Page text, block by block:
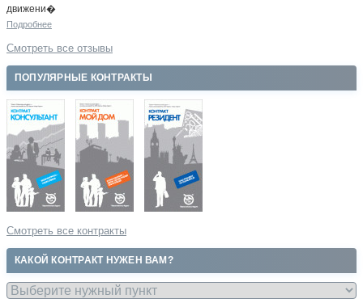
движени�
Подробнее
Смотреть все отзывы
ПОПУЛЯРНЫЕ КОНТРАКТЫ
Смотреть все контракты
КАКОЙ КОНТРАКТ НУЖЕН ВАМ?